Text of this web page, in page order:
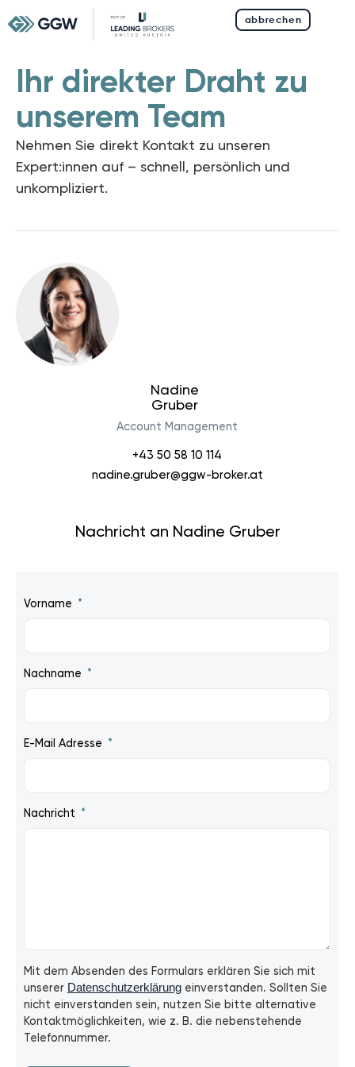
abbrechen
Ihr direkter Draht zu
unserem Team
Nehmen Sie direkt Kontakt zu unseren
Expert:innen auf – schnell, persönlich und
unkompliziert.
Nadine
Gruber
Account Management
+43 50 58 10 114
nadine.gruber@ggw-broker.at
Nachricht an Nadine Gruber
Vorname
Nachname
E-Mail Adresse
Nachricht
Mit dem Absenden des Formulars erklären Sie sich mit
unserer Datenschutzerklärung einverstanden. Sollten Sie
nicht einverstanden sein, nutzen Sie bitte alternative
Kontaktmöglichkeiten, wie z. B. die nebenstehende
Telefonnummer.